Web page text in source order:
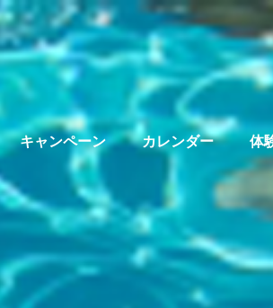
キャンペーン カレンダー 体